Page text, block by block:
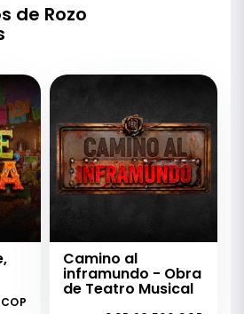
de Rozo
Camino al
inframundo - Obra
de Teatro Musical